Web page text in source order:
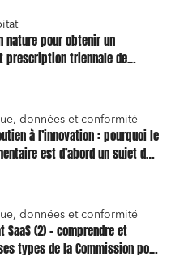
nature pour obtenir un
prescription triennale de
données et conformité
à l’innovation : pourquoi le
est d’abord un sujet de
données et conformité
(2) – comprendre et
types de la Commission pour
contrats
l’économie sociale et